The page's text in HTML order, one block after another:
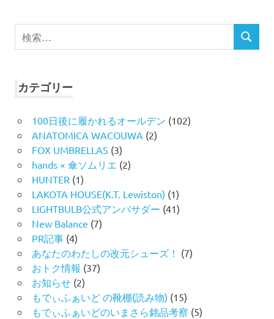
検
索
検
カテゴリー
100日後に履かれるオールデン (102)
ANATOMICA WACOUWA (2)
FOX UMBRELLAS (3)
hands × 傘ソムリエ (2)
HUNTER (1)
LAKOTA HOUSE(K.T. Lewiston) (1)
LIGHTBULB公式アンバサダー (41)
New Balance (7)
PR記事(4)
あなたのわたしの改元シューズ！ (7)
おトク情報 (37)
お知らせ(2)
もでぃふぁいど の靴棚(読み物) (15)
もでぃふぁいどのいまさら銘品考察 (5)